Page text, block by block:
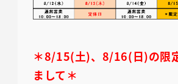
＊8/15(土)、8/16(日)の限
まして＊